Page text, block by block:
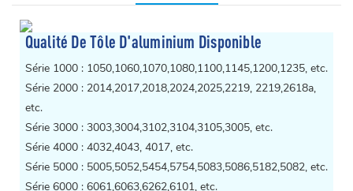
Qualité De Tôle D'aluminium Disponible
Série 1000 : 1050,1060,1070,1080,1100,1145,1200,1235, etc.
Série 2000 : 2014,2017,2018,2024,2025,2219, 2219,2618a,
etc.
Série 3000 : 3003,3004,3102,3104,3105,3005, etc.
Série 4000 : 4032,4043, 4017, etc.
Série 5000 : 5005,5052,5454,5754,5083,5086,5182,5082, etc.
Série 6000 : 6061,6063,6262,6101, etc.